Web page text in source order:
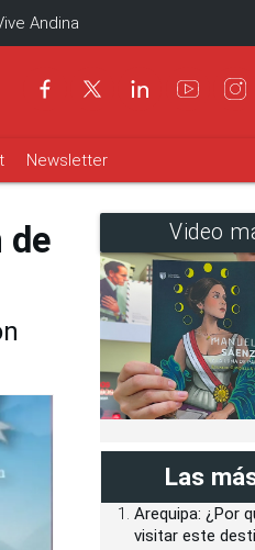
Andina
Newsletter
de Video
Las
Arequipa: ¿Por
visitar este